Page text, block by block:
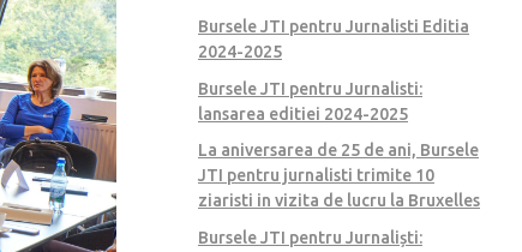
Bursele JTI pentru Jurnalisti Editia
2024-2025
Bursele JTI pentru Jurnalisti:
lansarea editiei 2024-2025
La aniversarea de 25 de ani, Bursele
JTI pentru jurnalisti trimite 10
ziaristi in vizita de lucru la Bruxelles
Bursele JTI pentru Jurnaliști: